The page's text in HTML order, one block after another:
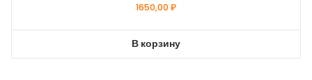
1650,00₽
В корзину